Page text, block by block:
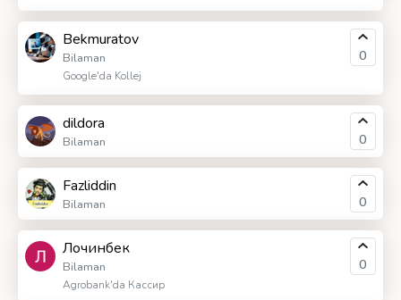
Bekmuratov
Bilaman
Google'da Kollej
0
dildora
Bilaman 0
Fazliddin
Bilaman 0
Лочинбек
Bilaman
Agrobank'da Кассир
0